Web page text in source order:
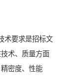
术要求是招标文
术、质量方面
密度、性能